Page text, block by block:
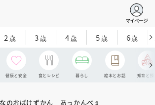
マイページ
2 歳 3歳 4歳 5歳 6歳
健康と安全 食とレシピ 暮らし 絵本とお話 知育と探